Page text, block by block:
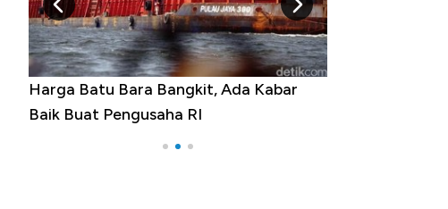
Harga Emas Jatuh Usai Terbang 3 Hari,
Apa yang Sebenarnya Terjadi?